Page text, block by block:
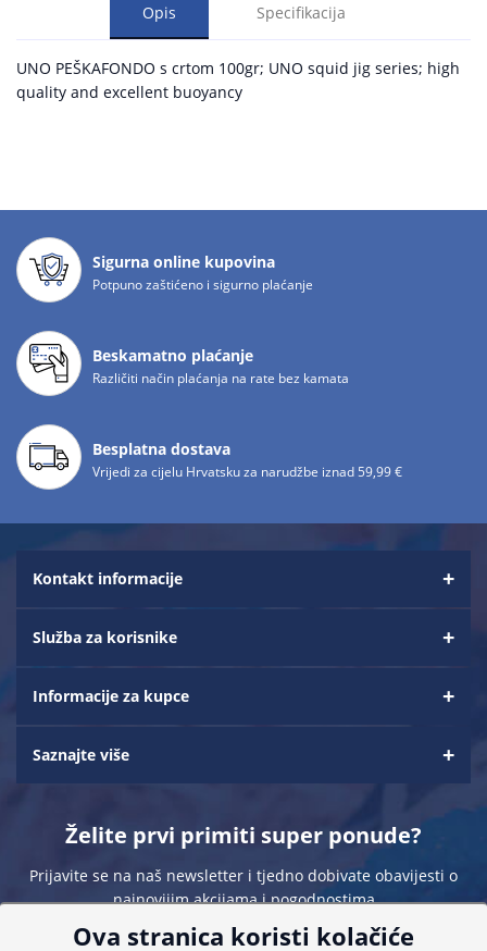
Opis Specifikacija
UNO PEŠKAFONDO s crtom 100gr; UNO squid jig series; high
quality and excellent buoyancy
Sigurna online kupovina
Potpuno zaštićeno i sigurno plaćanje
Beskamatno plaćanje
Različiti način plaćanja na rate bez kamata
Besplatna dostava
Vrijedi za cijelu Hrvatsku za narudžbe iznad 59,99 €
Kontakt informacije
Služba za korisnike
Informacije za kupce
Saznajte više
Želite prvi primiti super ponude?
Prijavite se na naš newsletter i tjedno dobivate obavijesti o
najnovijim akcijama i pogodnostima
Ova stranica koristi kolačiće